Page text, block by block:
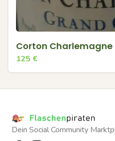
Corton Charlemagne
125 €
Dein Social Community